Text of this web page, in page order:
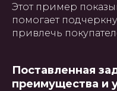
Этот пример
помогает
привлечь
Поставленная
преимущества и